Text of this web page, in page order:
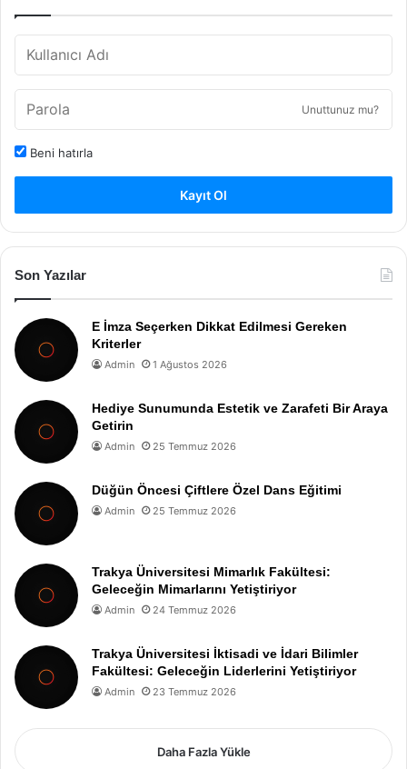
Unuttunuz mu?
Beni hatırla
Kayıt Ol
Son Yazılar
E İmza Seçerken Dikkat Edilmesi Gereken
Kriterler
Admin 1 Ağustos 2026
Hediye Sunumunda Estetik ve Zarafeti Bir Araya
Getirin
Admin 25 Temmuz 2026
Düğün Öncesi Çiftlere Özel Dans Eğitimi
Admin 25 Temmuz 2026
Trakya Üniversitesi Mimarlık Fakültesi:
Geleceğin Mimarlarını Yetiştiriyor
Admin 24 Temmuz 2026
Trakya Üniversitesi İktisadi ve İdari Bilimler
Fakültesi: Geleceğin Liderlerini Yetiştiriyor
Admin 23 Temmuz 2026
Daha Fazla Yükle